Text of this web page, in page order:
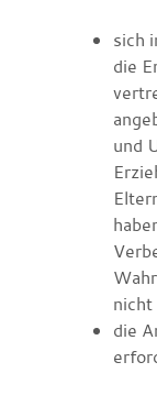
sich
die
und
nicht
die